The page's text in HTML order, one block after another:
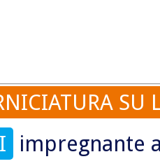
SU
impregnante